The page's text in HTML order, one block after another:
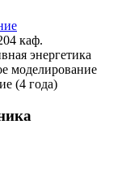
каф.
энергетика
моделирование
(4 года)